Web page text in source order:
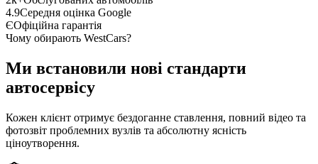
4.9Середня оцінка Google
ЄОфіційна гарантія
Чому обирають WestCars?
Ми встановили нові стандарти
автосервісу
Кожен клієнт отримує бездоганне ставлення, повний відео та
фотозвіт проблемних вузлів та абсолютну ясність
ціноутворення.